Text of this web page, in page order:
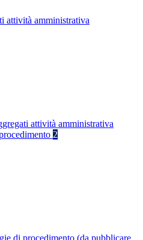
attività amministrativa
attività amministrativa
2